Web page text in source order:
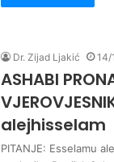
Dr. Zijad Ljakić 14/
ASHABI
alejhisselam
PITANJE: Esselamu